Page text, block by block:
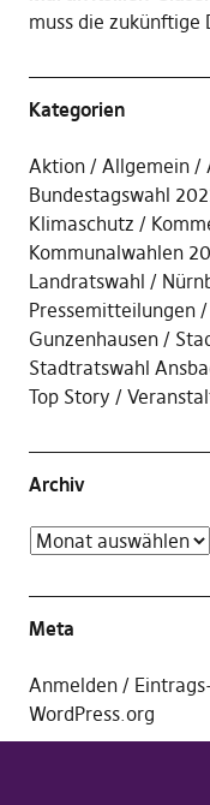
muss die zukünftige
Kategorien
Aktion Allgemein
Bundestagswahl
Klimaschutz
Kommunalwahlen
Landratswahl
Pressemitteilungen
Gunzenhausen
Stadtratswahl
Top Story
Archiv
Meta
Anmelden
WordPress.org